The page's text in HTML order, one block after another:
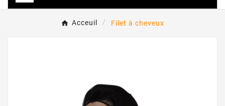
Acceuil Filet à cheveux